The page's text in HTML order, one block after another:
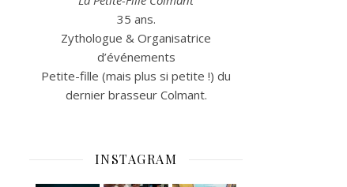
35 ans.
Zythologue & Organisatrice
d’événements
Petite-fille (mais plus si petite !) du
dernier brasseur Colmant.
INSTAGRAM